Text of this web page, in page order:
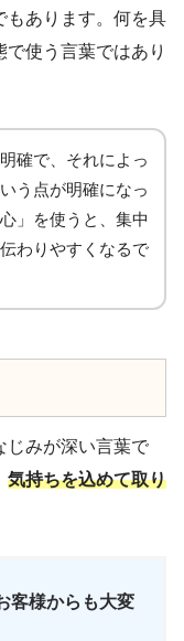
もあります。何を具
使う言葉ではあり
確で、それによっ
う点が明確になっ
」を使うと、集中
わりやすくなるで
じみが深い言葉で
気持ちを込めて取り
客様からも大変